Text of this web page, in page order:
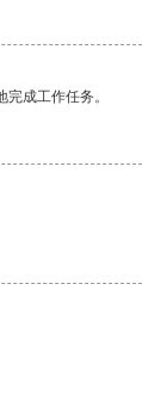
成工作任务。